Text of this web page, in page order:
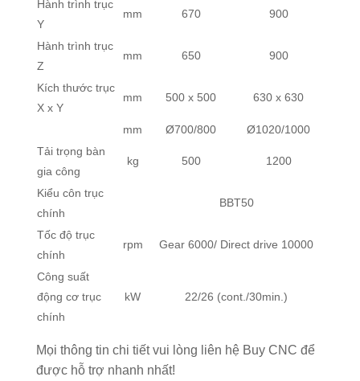
Hành trình trục
Y
mm 670 900
Hành trình trục
Z
mm 650 900
Kích thước trục
X x Y
mm 500 x 500 630 x 630
mm Ø700/800
Ø1020/1000
Tải trọng bàn
gia công
kg 500 1200
Kiểu côn trục
chính
BBT50
Tốc độ trục
chính
rpm Gear 6000/ Direct drive 10000
Công suất
động cơ trục
chính
kW 22/26 (cont./30min.)
Mọi thông tin chi tiết vui lòng liên hệ Buy CNC để
được hỗ trợ nhanh nhất!